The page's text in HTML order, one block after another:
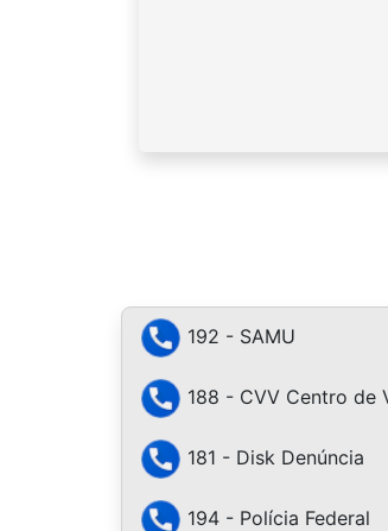
192 - SAMU
188 - CVV Centro de
181 - Disk Denúncia
194 - Polícia Federal